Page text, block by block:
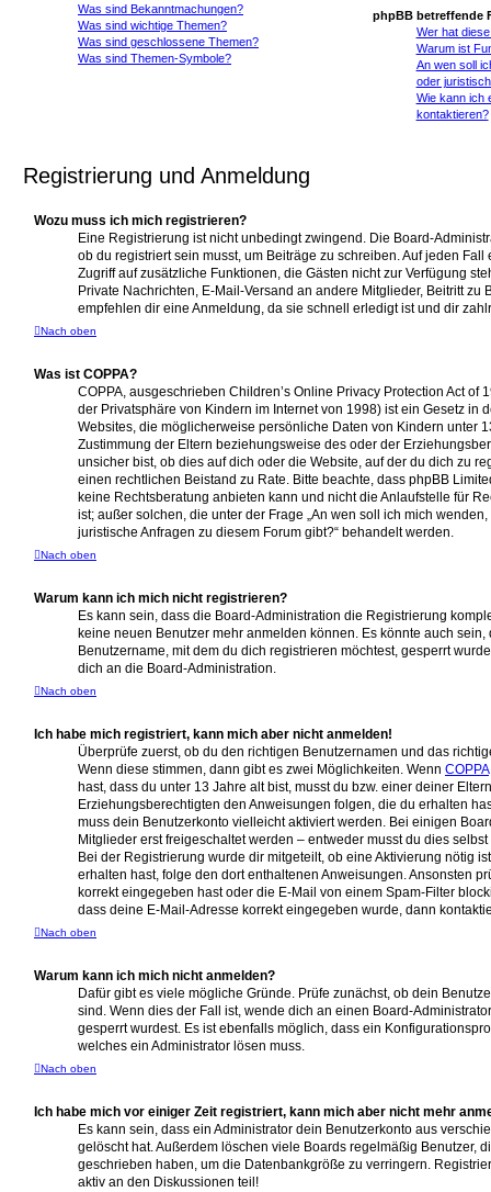
Was sind Bekanntmachungen?
Was sind wichtige Themen?
Was sind geschlossene Themen?
Was sind Themen-Symbole?
phpBB betreffende
Wer hat
Warum ist
An wen soll
oder
Wie kann ich
kontaktieren?
Registrierung und Anmeldung
Wozu muss ich mich registrieren?
Eine Registrierung ist nicht unbedingt zwingend. Die Board-
ob du registriert sein musst, um Beiträge zu schreiben. Auf jeden
Zugriff auf zusätzliche Funktionen, die Gästen nicht zur Verfügung
Private Nachrichten, E-Mail-Versand an andere Mitglieder, Beitritt zu
empfehlen dir eine Anmeldung, da sie schnell erledigt ist und dir
Nach oben
Was ist COPPA?
COPPA, ausgeschrieben Children’s Online Privacy Protection Act of
der Privatsphäre von Kindern im Internet von 1998) ist ein Gesetz in
Websites, die möglicherweise persönliche Daten von Kindern unter
Zustimmung der Eltern beziehungsweise des oder der
unsicher bist, ob dies auf dich oder die Website, auf der du dich zu
einen rechtlichen Beistand zu Rate. Bitte beachte, dass phpBB
keine Rechtsberatung anbieten kann und nicht die Anlaufstelle für
ist; außer solchen, die unter der Frage „An wen soll ich mich
juristische Anfragen zu diesem Forum gibt?“ behandelt werden.
Nach oben
Warum kann ich mich nicht registrieren?
Es kann sein, dass die Board-Administration die Registrierung
keine neuen Benutzer mehr anmelden können. Es könnte auch
Benutzername, mit dem du dich registrieren möchtest, gesperrt
dich an die Board-Administration.
Nach oben
Ich habe mich registriert, kann mich aber nicht anmelden!
Überprüfe zuerst, ob du den richtigen Benutzernamen und das
Wenn diese stimmen, dann gibt es zwei Möglichkeiten. Wenn COPPA
hast, dass du unter 13 Jahre alt bist, musst du bzw. einer deiner
Erziehungsberechtigten den Anweisungen folgen, die du erhalten
muss dein Benutzerkonto vielleicht aktiviert werden. Bei einigen
Mitglieder erst freigeschaltet werden – entweder musst du dies
Bei der Registrierung wurde dir mitgeteilt, ob eine Aktivierung nötig
erhalten hast, folge den dort enthaltenen Anweisungen. Ansonsten
korrekt eingegeben hast oder die E-Mail von einem Spam-Filter
dass deine E-Mail-Adresse korrekt eingegeben wurde, dann
Nach oben
Warum kann ich mich nicht anmelden?
Dafür gibt es viele mögliche Gründe. Prüfe zunächst, ob dein
sind. Wenn dies der Fall ist, wende dich an einen Board-
gesperrt wurdest. Es ist ebenfalls möglich, dass ein
welches ein Administrator lösen muss.
Nach oben
Ich habe mich vor einiger Zeit registriert, kann mich aber nicht mehr
Es kann sein, dass ein Administrator dein Benutzerkonto aus
gelöscht hat. Außerdem löschen viele Boards regelmäßig Benutzer,
geschrieben haben, um die Datenbankgröße zu verringern.
aktiv an den Diskussionen teil!